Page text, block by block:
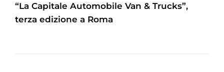
“La Capitale Automobile Van & Trucks”,
terza edizione a Roma